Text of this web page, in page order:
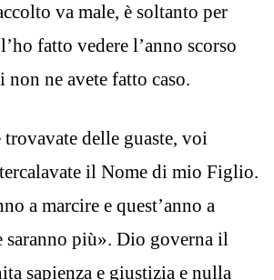
va male, è soltanto per
fatto vedere l’anno scorso
non ne avete fatto caso.
delle guaste, voi
il Nome di mio Figlio.
a marcire e quest’anno a
saranno più». Dio governa il
sapienza e giustizia e nulla